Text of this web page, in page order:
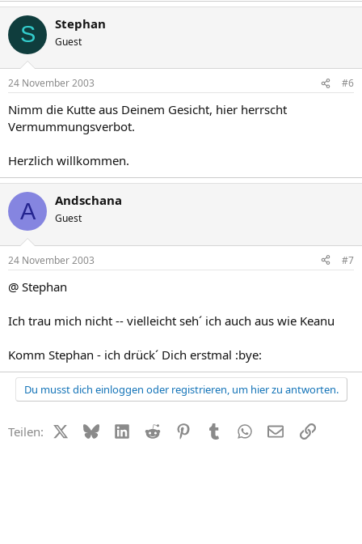
S Stephan
Guest
24 November 2003 #6
Nimm die Kutte aus Deinem Gesicht, hier herrscht
Vermummungsverbot.
Herzlich willkommen.
A Andschana
Guest
24 November 2003 #7
@ Stephan
Ich trau mich nicht -- vielleicht seh´ ich auch aus wie Keanu
Komm Stephan - ich drück´ Dich erstmal :bye:
Du musst dich einloggen oder registrieren, um hier zu antworten.
Teilen: X (Twitter)
BlueskyLinkedIn
Reddit PinterestTumblr WhatsApp
E-MailLink